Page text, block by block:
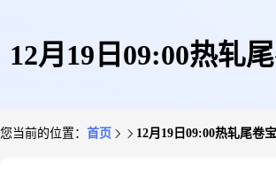
12月19日09:00热轧
您当前的位置： 首页 12月19日09:00热轧尾卷